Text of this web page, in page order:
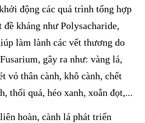
động các quá trình tổng hợp
đề kháng như Polysacharide,
làm lành các vết thương do
gây ra như: vàng lá,
vỏ thân cành, khô cành, chết
thối quả, héo xanh, xoắn đọt,...
hoàn, cành lá phát triển